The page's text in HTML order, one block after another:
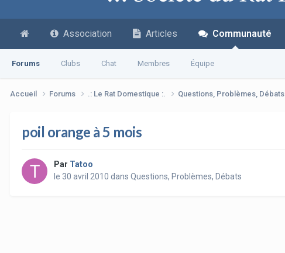
Association Articles Communauté
Forums Clubs Chat Membres Équipe
Accueil Forums .: Le Rat Domestique :. Questions, Problèmes, Débats
poil orange à 5 mois
Par Tatoo
le 30 avril 2010 dans Questions, Problèmes, Débats